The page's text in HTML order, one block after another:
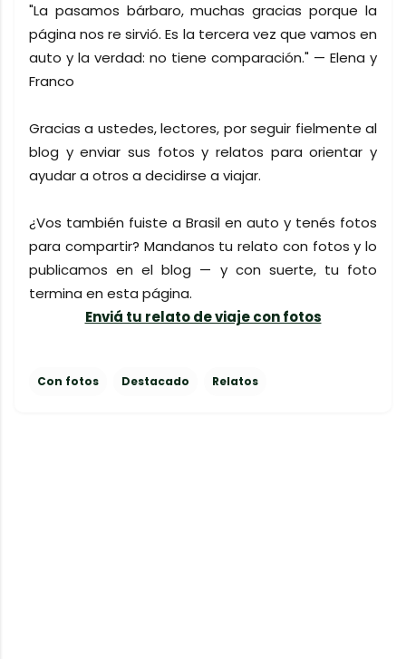
"La pasamos bárbaro, muchas gracias porque la
página nos re sirvió. Es la tercera vez que vamos en
auto y la verdad: no tiene comparación." — Elena y
Franco
Gracias a ustedes, lectores, por seguir fielmente al
blog y enviar sus fotos y relatos para orientar y
ayudar a otros a decidirse a viajar.
¿Vos también fuiste a Brasil en auto y tenés fotos
para compartir? Mandanos tu relato con fotos y lo
publicamos en el blog — y con suerte, tu foto
termina en esta página.
Enviá tu relato de viaje con fotos
Con fotos Destacado Relatos